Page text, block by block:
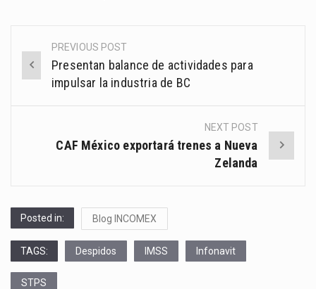
Post
navigation
PREVIOUS POST
Presentan balance de actividades para
impulsar la industria de BC
NEXT POST
CAF México exportará trenes a Nueva
Zelanda
Posted in: Blog INCOMEX
TAGS: Despidos IMSS Infonavit
STPS